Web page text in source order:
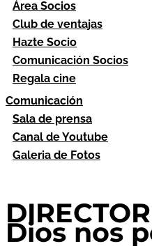
Área Socios
Club de ventajas
Hazte Socio
Comunicación Socios
Regala cine
Comunicación
Sala de prensa
Canal de Youtube
Galeria de Fotos
Dios nos